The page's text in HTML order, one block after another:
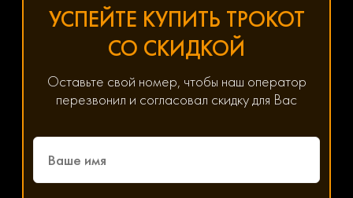
УСПЕЙТЕ КУПИТЬ ТРОКОТ
СО СКИДКОЙ
Оставьте свой номер, чтобы наш оператор
перезвонил и согласовал скидку для Вас